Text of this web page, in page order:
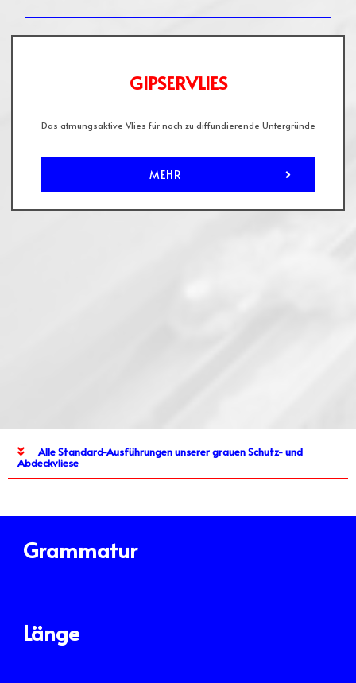
GIPSERVLIES
Das atmungsaktive Vlies für noch zu diffundierende Untergründe
MEHR
Alle Standard-Ausführungen unserer grauen Schutz- und
Abdeckvliese
Grammatur
Länge